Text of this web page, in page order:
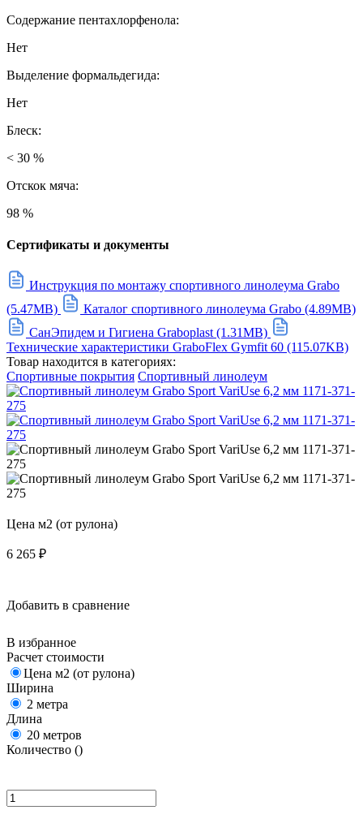
Содержание пентахлорфенола:
Нет
Выделение формальдегида:
Нет
Блеск:
< 30 %
Отскок мяча:
98 %
Сертификаты и документы
Инструкция по монтажу спортивного линолеума Grabo
(5.47MB)
Каталог спортивного линолеума Grabo (4.89MB)
СанЭпидем и Гигиена Graboplast (1.31MB)
Технические характеристики GraboFlex Gymfit 60 (115.07KB)
Товар находится в категориях:
Спортивные покрытия Спортивный линолеум
Цена м2 (от рулона)
6 265 ₽
Добавить в сравнение
В избранное
Расчет стоимости
Цена м2 (от рулона)
Ширина
2 метра
Длина
20 метров
Количество ()